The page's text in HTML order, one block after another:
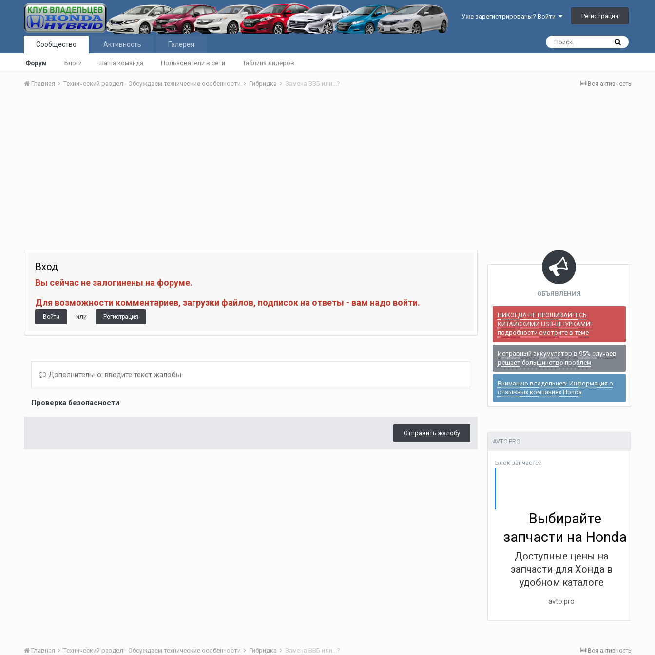
Уже зарегистрированы? Войти Регистрация
Сообщество
Форум Блоги Наша команда Пользователи в сети Таблица лидеров
Активность Галерея
Вся активность
Главная Технический раздел - Обсуждаем технические особенности Гибридка Замена ВВБ или...?
Вход
Вы сейчас не залогинены на форуме.
Для возможности комментариев, загрузки файлов, подписок на ответы - вам надо войти.
Войти или Регистрация
Дополнительно: введите текст жалобы.
Проверка безопасности
Отправить жалобу
ОБЪЯВЛЕНИЯ
НИКОГДА НЕ ПРОШИВАЙТЕСЬ
КИТАЙСКИМИ USB-ШНУРКАМИ!
подробности смотрите в теме
Исправный аккумулятор в 95% случаев
решает большинство проблем
Вниманию владельцев! Информация о
отзывных компаниях Honda
AVTO.PRO
Блок запчастей
Выбирайте
запчасти на Honda
Доступные цены на
запчасти для Хонда в
удобном каталоге
avto.pro
Вся активность
Главная Технический раздел - Обсуждаем технические особенности Гибридка Замена ВВБ или...?